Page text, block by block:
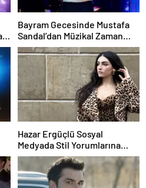
Bayram Gecesinde Mustafa
Sandal’dan Müzikal Zaman
Yolculuğu
Hazar Ergüçlü Sosyal
Medyada Stil Yorumlarına
Neden Oldu